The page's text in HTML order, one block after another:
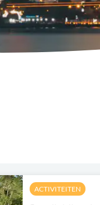
ACTIVITEITEN